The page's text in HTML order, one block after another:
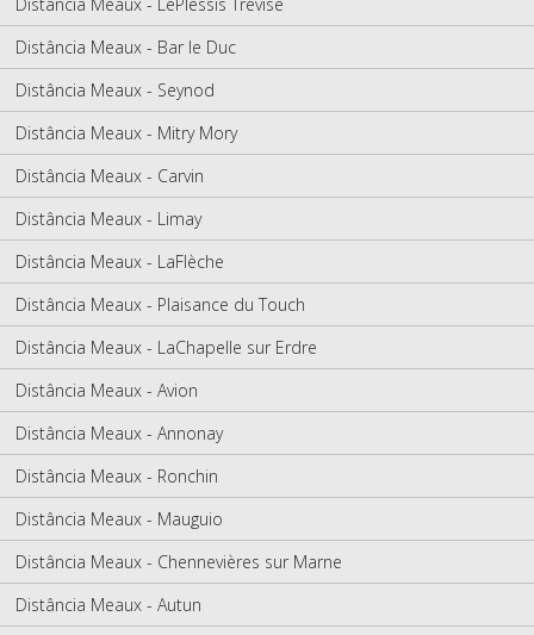
Distância Meaux - Bar le Duc
Distância Meaux - Seynod
Distância Meaux - Mitry Mory
Distância Meaux - Carvin
Distância Meaux - Limay
Distância Meaux - LaFlèche
Distância Meaux - Plaisance du Touch
Distância Meaux - LaChapelle sur Erdre
Distância Meaux - Avion
Distância Meaux - Annonay
Distância Meaux - Ronchin
Distância Meaux - Mauguio
Distância Meaux - Chennevières sur Marne
Distância Meaux - Autun